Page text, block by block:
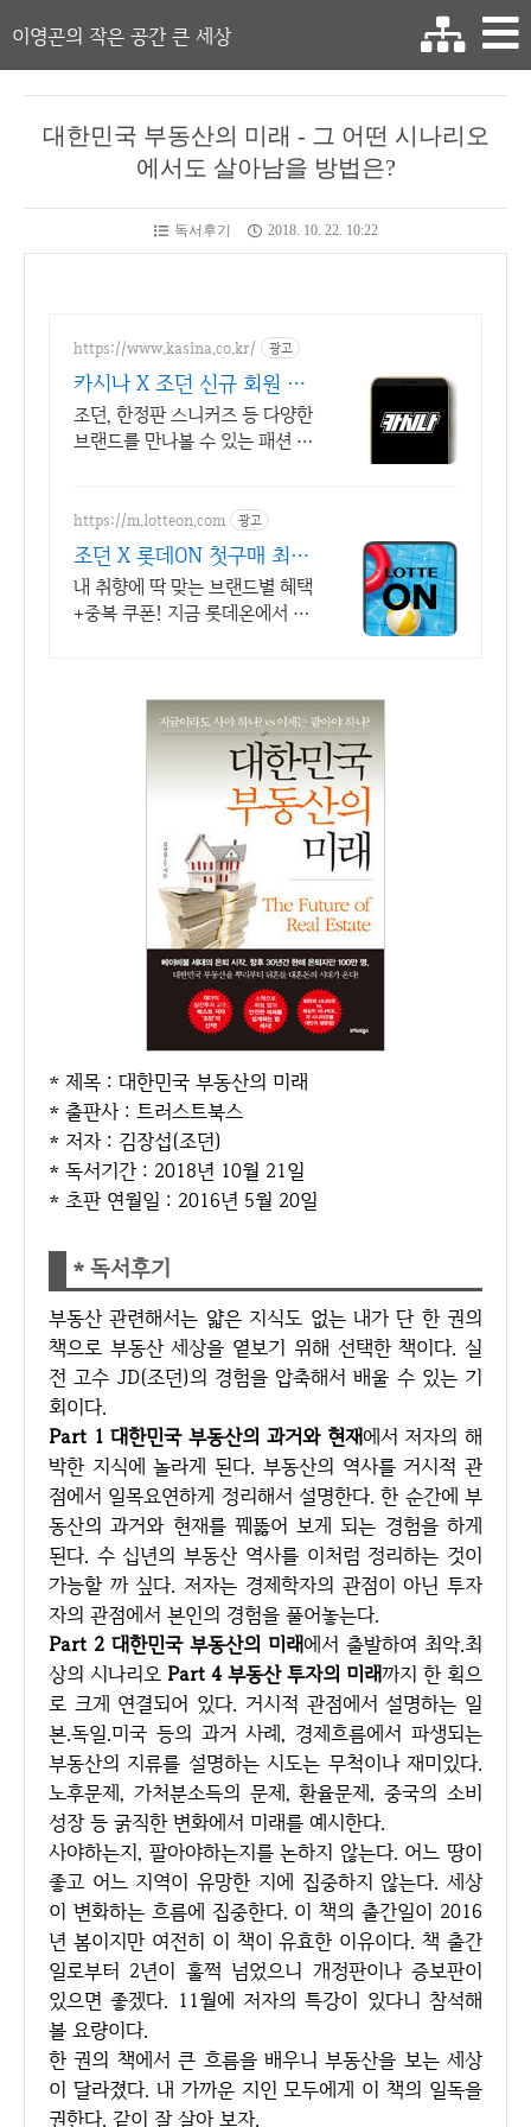
이영곤의 작은 공간 큰 세상
대한민국 부동산의 미래 - 그 어떤 시나리오
에서도 살아남을 방법은?
독서후기 2018. 10. 22. 10:22
https://www.kasina.co.kr/ 광고
카시나 X 조던 신규 회원 최
대 20% 할인
조던, 한정판 스니커즈 등 다양한
브랜드를 만나볼 수 있는 패션 플
https://m.lotteon.com 광고
조던 X 롯데ON 첫구매 최대
5천원 혜택!
내 취향에 딱 맞는 브랜드별 혜택
+중복 쿠폰! 지금 롯데온에서 만
* 제목 : 대한민국 부동산의 미래
* 출판사 : 트러스트북스
* 저자 : 김장섭(조던)
* 독서기간 : 2018년 10월 21일
* 초판 연월일 : 2016년 5월 20일
* 독서후기
부동산 관련해서는 얇은 지식도 없는 내가 단 한 권의
책으로 부동산 세상을 옅보기 위해 선택한 책이다. 실
전 고수 JD(조던)의 경험을 압축해서 배울 수 있는 기
회이다.
Part 1 대한민국 부동산의 과거와 현재에서 저자의 해
박한 지식에 놀라게 된다. 부동산의 역사를 거시적 관
점에서 일목요연하게 정리해서 설명한다. 한 순간에 부
동산의 과거와 현재를 꿰뚫어 보게 되는 경험을 하게
된다. 수 십년의 부동산 역사를 이처럼 정리하는 것이
가능할 까 싶다. 저자는 경제학자의 관점이 아닌 투자
자의 관점에서 본인의 경험을 풀어놓는다.
Part 2 대한민국 부동산의 미래에서 출발하여 최악.최
상의 시나리오 Part 4 부동산 투자의 미래까지 한 획으
로 크게 연결되어 있다. 거시적 관점에서 설명하는 일
본.독일.미국 등의 과거 사례, 경제흐름에서 파생되는
부동산의 지류를 설명하는 시도는 무척이나 재미있다.
노후문제, 가처분소득의 문제, 환율문제, 중국의 소비
성장 등 굵직한 변화에서 미래를 예시한다.
사야하는지, 팔아야하는지를 논하지 않는다. 어느 땅이
좋고 어느 지역이 유망한 지에 집중하지 않는다. 세상
이 변화하는 흐름에 집중한다. 이 책의 출간일이 2016
년 봄이지만 여전히 이 책이 유효한 이유이다. 책 출간
일로부터 2년이 훌쩍 넘었으니 개정판이나 증보판이
있으면 좋겠다. 11월에 저자의 특강이 있다니 참석해
볼 요량이다.
한 권의 책에서 큰 흐름을 배우니 부동산을 보는 세상
이 달라졌다. 내 가까운 지인 모두에게 이 책의 일독을
권한다. 같이 잘 살아 보자.